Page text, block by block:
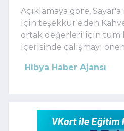
Açıklamaya göre,
için teşekkür eden
ortak değerleri için tüm
içerisinde çalışmayı
Hibya Haber Ajansı